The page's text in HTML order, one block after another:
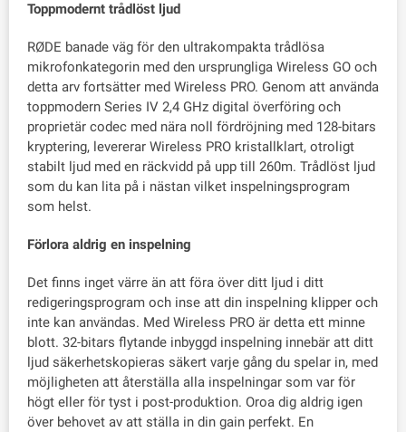
Toppmodernt trådlöst ljud
RØDE banade väg för den ultrakompakta trådlösa
mikrofonkategorin med den ursprungliga Wireless GO och
detta arv fortsätter med Wireless PRO. Genom att använda
toppmodern Series IV 2,4 GHz digital överföring och
proprietär codec med nära noll fördröjning med 128-bitars
kryptering, levererar Wireless PRO kristallklart, otroligt
stabilt ljud med en räckvidd på upp till 260m. Trådlöst ljud
som du kan lita på i nästan vilket inspelningsprogram
som helst.
Förlora aldrig en inspelning
Det finns inget värre än att föra över ditt ljud i ditt
redigeringsprogram och inse att din inspelning klipper och
inte kan användas. Med Wireless PRO är detta ett minne
blott. 32-bitars flytande inbyggd inspelning innebär att ditt
ljud säkerhetskopieras säkert varje gång du spelar in, med
möjligheten att återställa alla inspelningar som var för
högt eller för tyst i post-produktion. Oroa dig aldrig igen
över behovet av att ställa in din gain perfekt. En